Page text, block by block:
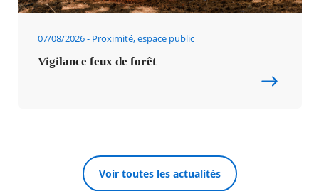
07/08/2026 Proximité, espace public
Vigilance feux de forêt
Voir toutes les actualités